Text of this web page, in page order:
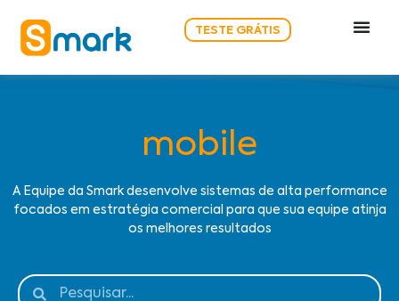
TESTE GRÁTIS
mobile
A Equipe da Smark desenvolve sistemas de alta performance
focados em estratégia comercial para que sua equipe atinja
os melhores resultados